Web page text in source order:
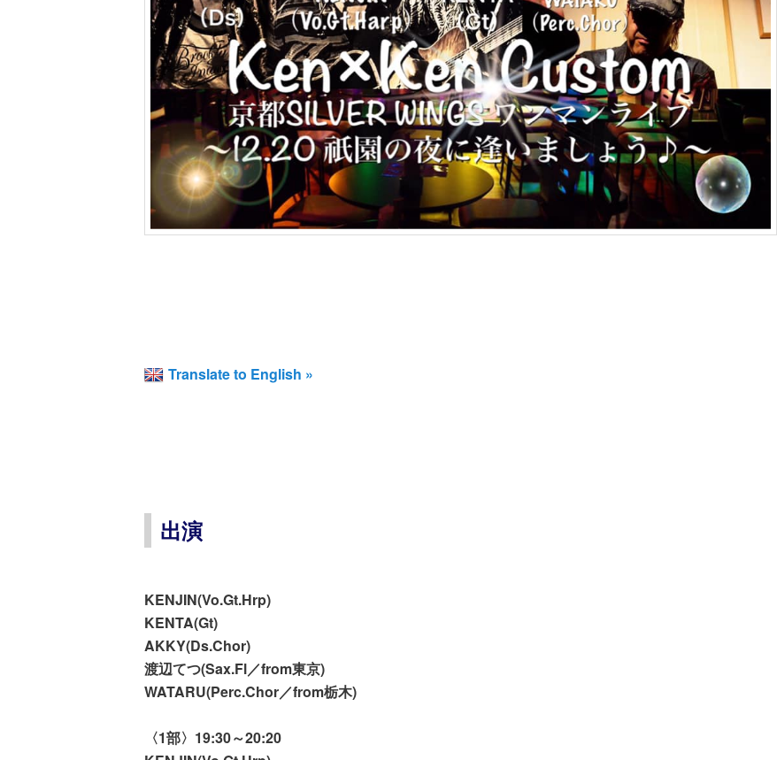
へ
移
動
Translate to English »
出演
KENJIN(Vo.Gt.Hrp)
KENTA(Gt)
AKKY(Ds.Chor)
渡辺てつ(Sax.Fl／from東京)
WATARU(Perc.Chor／from栃木)
〈1部〉19:30～20:20